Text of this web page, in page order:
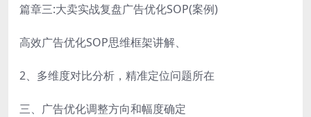
篇章三:大卖实战复盘广告优化SOP(案例)
高效广告优化SOP思维框架讲解、
2、多维度对比分析，精准定位问题所在
三、广告优化调整方向和幅度确定